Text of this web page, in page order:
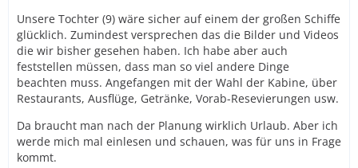
Unsere Tochter (9) wäre sicher auf einem der großen Schiffe
glücklich. Zumindest versprechen das die Bilder und Videos
die wir bisher gesehen haben. Ich habe aber auch
feststellen müssen, dass man so viel andere Dinge
beachten muss. Angefangen mit der Wahl der Kabine, über
Restaurants, Ausflüge, Getränke, Vorab-Resevierungen usw.
Da braucht man nach der Planung wirklich Urlaub. Aber ich
werde mich mal einlesen und schauen, was für uns in Frage
kommt.